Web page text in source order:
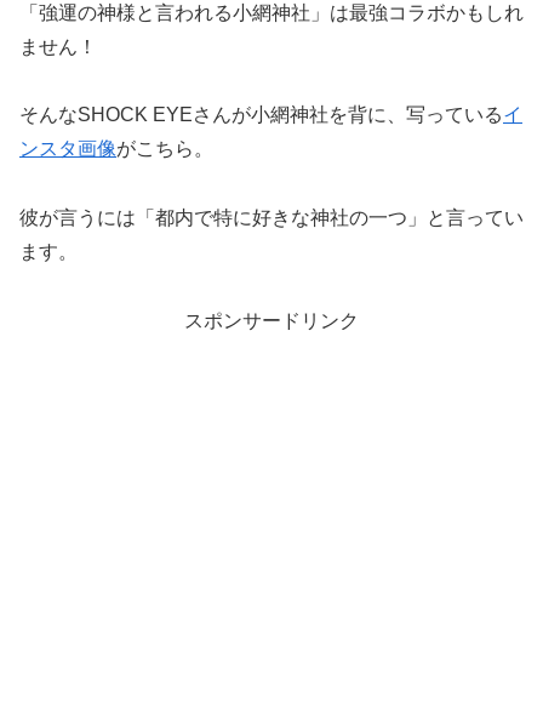
「強運の神様と言われる小網神社」は最強コラボかもしれ
ません！
そんなSHOCK EYEさんが小網神社を背に、写っているイ
ンスタ画像がこちら。
彼が言うには「都内で特に好きな神社の一つ」と言ってい
ます。
スポンサードリンク